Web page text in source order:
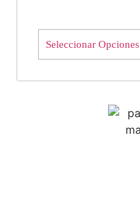
Seleccionar Opciones